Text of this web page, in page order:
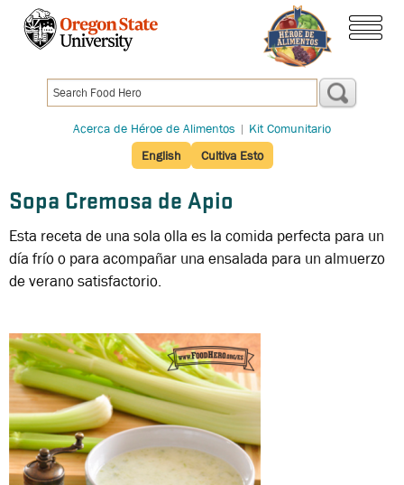
Pasar
principal
Acerca de Héroe de Alimentos | Kit Comunitario
English
Cultiva Esto
Sopa Cremosa de Apio
Esta receta de una sola olla es la comida perfecta para un
día frío o para acompañar una ensalada para un almuerzo
de verano satisfactorio.